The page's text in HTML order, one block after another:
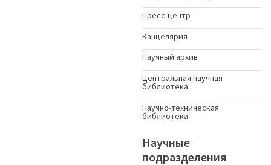
Пресс-центр
Канцелярия
Научный архив
Центральная научная
библиотека
Научно-техническая
библиотека
Научные
подразделения